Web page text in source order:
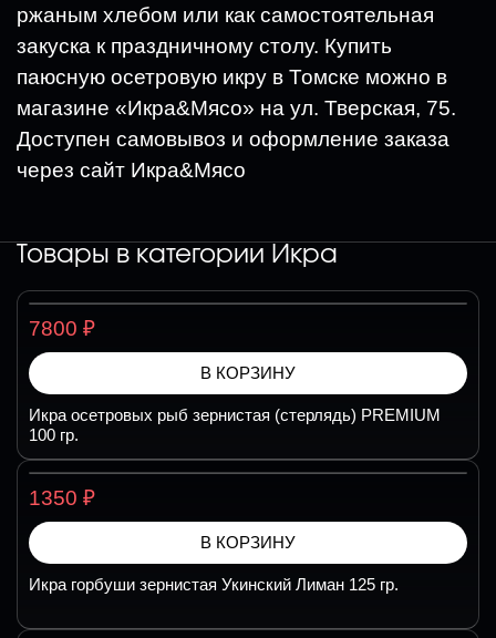
ржаным хлебом или как самостоятельная
закуска к праздничному столу. Купить
паюсную осетровую икру в Томске можно в
магазине «Икра&Мясо» на ул. Тверская, 75.
Доступен самовывоз и оформление заказа
через сайт Икра&Мясо
Товары в категории Икра
7800 ₽
В КОРЗИНУ
Икра осетровых рыб зернистая (стерлядь) PREMIUM
100 гр.
1350 ₽
В КОРЗИНУ
Икра горбуши зернистая Укинский Лиман 125 гр.